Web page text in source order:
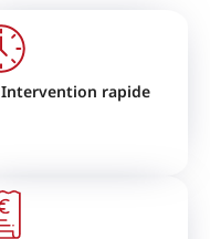
Intervention rapide